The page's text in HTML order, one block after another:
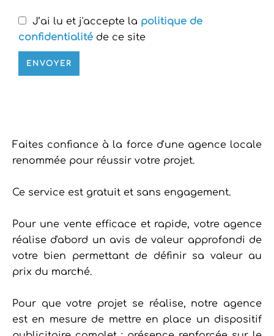
J’ai lu et j'accepte la politique de
confidentialité de ce site
ENVOYER
Faites confiance à la force d'une agence locale
renommée pour réussir votre projet.
Ce service est gratuit et sans engagement.
Pour une vente efficace et rapide, votre agence
réalise d'abord un avis de valeur approfondi de
votre bien permettant de définir sa valeur au
prix du marché.
Pour que votre projet se réalise, notre agence
est en mesure de mettre en place un dispositif